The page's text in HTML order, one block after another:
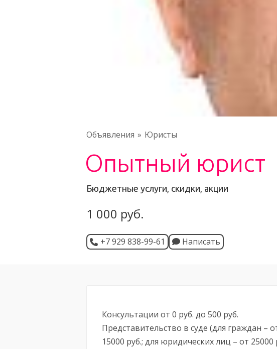
Объявления Юристы
Опытный юрист
Бюджетные услуги, скидки, акции
1 000 руб.
+7 929 838-99-61 Написать
Консультации от 0 руб. до 500 руб.
Представительство в суде (для граждан –
15000 руб.; для юридических лиц – от 25000